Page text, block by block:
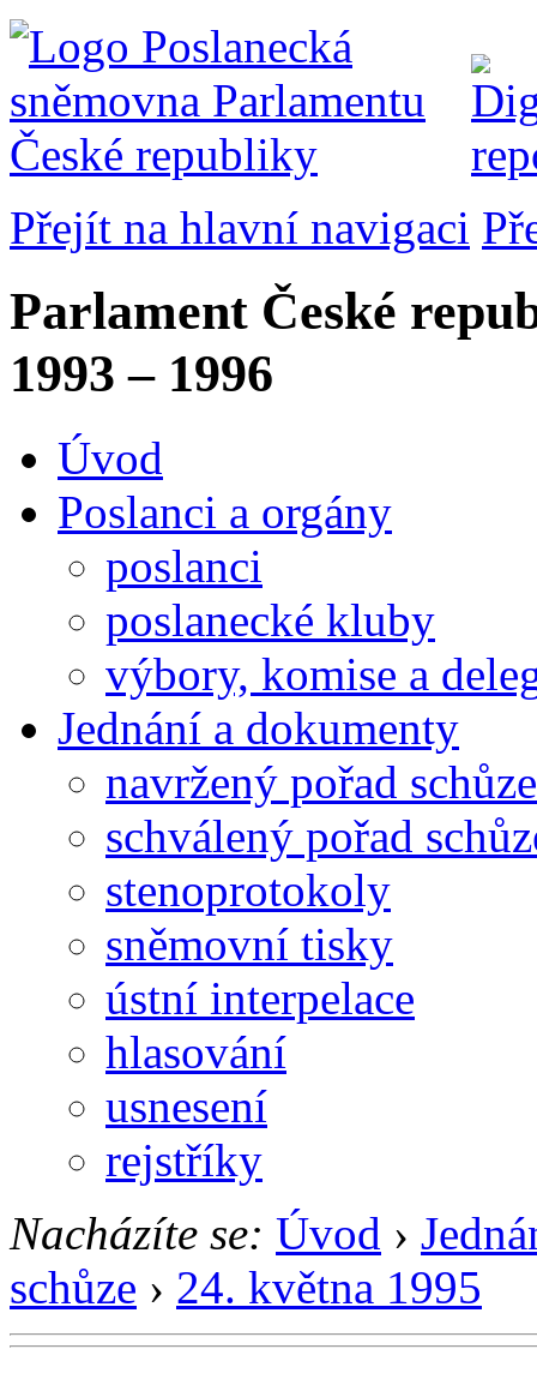
Přejít na hlavní navigaci
Parlament České
1993 – 1996
Úvod
Poslanci a orgány
poslanci
poslanecké kluby
výbory, komise a
Jednání a dokumenty
navržený pořad schůze
schválený pořad
stenoprotokoly
sněmovní tisky
ústní interpelace
hlasování
usnesení
rejstříky
Nacházíte se: Úvod ›
schůze › 24. května 1995